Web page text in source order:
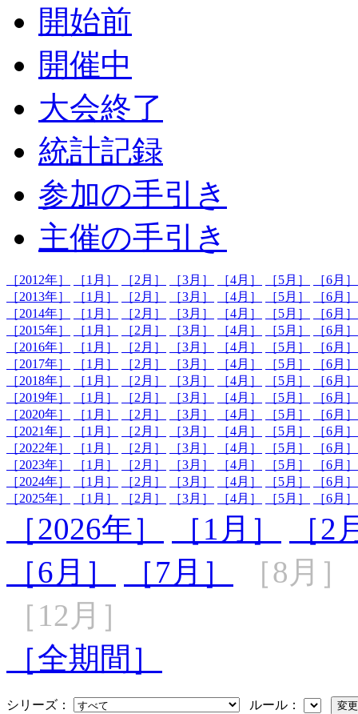
開始前
開催中
大会終了
統計記録
参加の手引き
主催の手引き
［2012年］ ［1月］ ［2月］ ［3月］ ［4月］ ［5月］
［6月］
［2013年］
［1月］ ［2月］ ［3月］ ［4月］ ［5月］
［6月］
［2014年］
［1月］ ［2月］ ［3月］ ［4月］ ［5月］
［6月］
［2015年］
［1月］ ［2月］ ［3月］ ［4月］ ［5月］
［6月］
［2016年］
［1月］ ［2月］ ［3月］ ［4月］ ［5月］
［6月］
［2017年］
［1月］ ［2月］ ［3月］ ［4月］ ［5月］
［6月］
［2018年］
［1月］ ［2月］ ［3月］ ［4月］ ［5月］
［6月］
［2019年］
［1月］ ［2月］ ［3月］ ［4月］ ［5月］
［6月］
［2020年］
［1月］ ［2月］ ［3月］ ［4月］ ［5月］
［6月］
［2021年］
［1月］ ［2月］ ［3月］ ［4月］ ［5月］
［6月］
［2022年］
［1月］ ［2月］ ［3月］ ［4月］ ［5月］
［6月］
［2023年］
［1月］ ［2月］ ［3月］ ［4月］ ［5月］
［6月］
［2024年］
［1月］ ［2月］ ［3月］ ［4月］ ［5月］
［6月］
［2025年］
［1月］ ［2月］ ［3月］ ［4月］ ［5月］ ［6月］
［2026年］ ［1月］
［2
［6月］
［7月］
［8月］
［12月］
［全期間］
シリーズ： ルール：